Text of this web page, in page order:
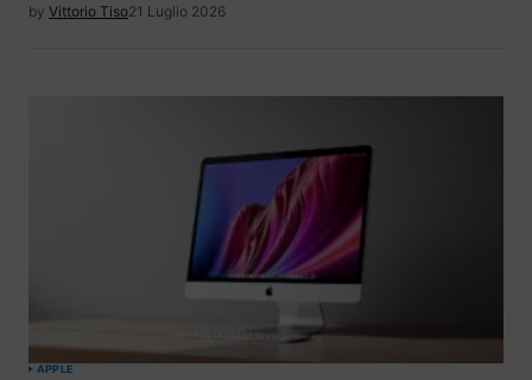
by Vittorio Tiso21 Luglio 2026
APPLE